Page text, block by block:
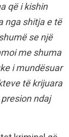
që i kishin
nga shitja e të
se një
me shuma
i mundësuar
të krijuara
ndaj